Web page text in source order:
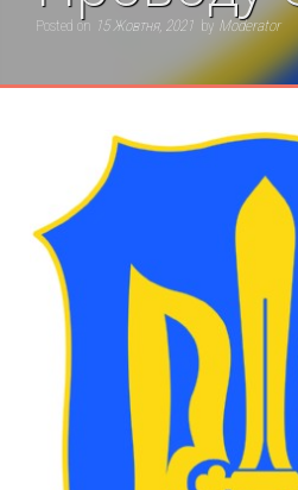
Posted on 15 Жовтня, 2021 by Moderator